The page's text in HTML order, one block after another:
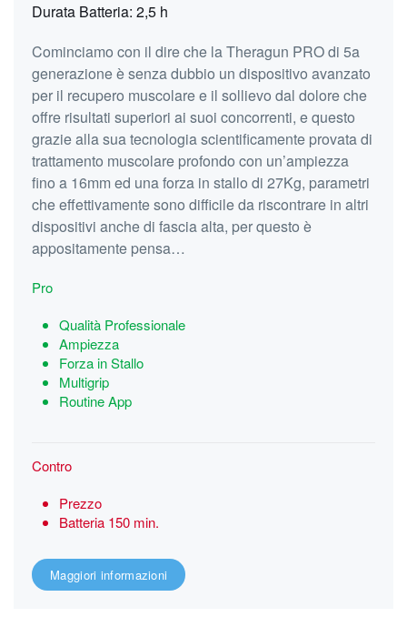
Durata Batteria: 2,5 h
Cominciamo con il dire che la Theragun PRO di 5a
generazione è senza dubbio un dispositivo avanzato
per il recupero muscolare e il sollievo dal dolore che
offre risultati superiori ai suoi concorrenti, e questo
grazie alla sua tecnologia scientificamente provata di
trattamento muscolare profondo con un’ampiezza
fino a 16mm ed una forza in stallo di 27Kg, parametri
che effettivamente sono difficile da riscontrare in altri
dispositivi anche di fascia alta, per questo è
appositamente pensa…
Pro
Qualità Professionale
Ampiezza
Forza in Stallo
Multigrip
Routine App
Contro
Prezzo
Batteria 150 min.
Maggiori informazioni